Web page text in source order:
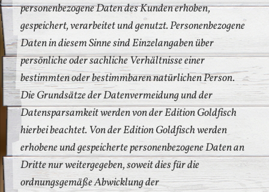
personenbezogene Daten des Kunden erhoben,
gespeichert, verarbeitet und genutzt. Personenbezogene
Daten in diesem Sinne sind Einzelangaben über
persönliche oder sachliche Verhältnisse einer
bestimmten oder bestimmbaren natürlichen Person.
Die Grundsätze der Datenvermeidung und der
Datensparsamkeit werden von der Edition Goldfisch
hierbei beachtet. Von der Edition Goldfisch werden
erhobene und gespeicherte personenbezogene Daten an
Dritte nur weitergegeben, soweit dies für die
ordnungsgemäße Abwicklung der